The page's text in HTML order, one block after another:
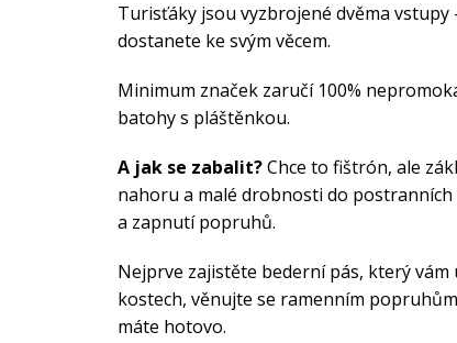
Turisťáky jsou vyzbrojené dvěma
dostanete ke svým věcem.
Minimum značek zaručí 100%
batohy s pláštěnkou.
A jak se zabalit?Chce to fištrón, ale
nahoru a malé drobnosti do postranních
a zapnutí popruhů.
Nejprve zajistěte bederní pás, který vám
kostech, věnujte se ramenním
máte hotovo.